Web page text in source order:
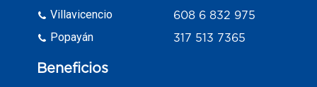
Villavicencio
Popayán
608 6 832 975
317 513 7365
Beneficios